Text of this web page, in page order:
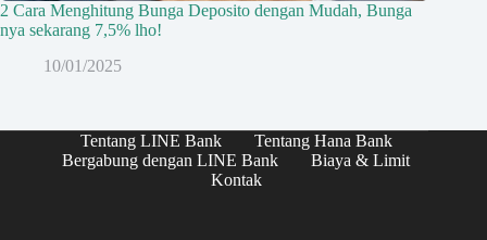
2 Cara Menghitung Bunga Deposito dengan Mudah, Bunga
nya sekarang 7,5% lho!
10/01/2025
Tentang LINE Bank
Tentang Hana Bank
Bergabung dengan LINE Bank
Biaya & Limit
Kontak